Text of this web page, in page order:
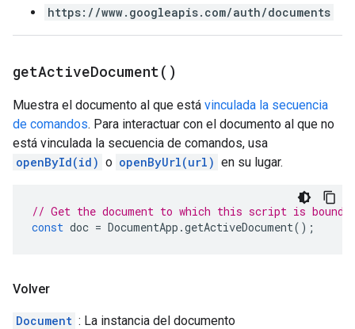
https://www.googleapis.com/auth/documents
getActiveDocument( )
Muestra el documento al que está vinculada la secuencia
de comandos. Para interactuar con el documento al que no
está vinculada la secuencia de comandos, usa
openById(id) o openByUrl(url) en su lugar.
// Get the document to which this script is bound.
const doc = DocumentApp .getActiveDocument();
Volver
Document : La instancia del documento